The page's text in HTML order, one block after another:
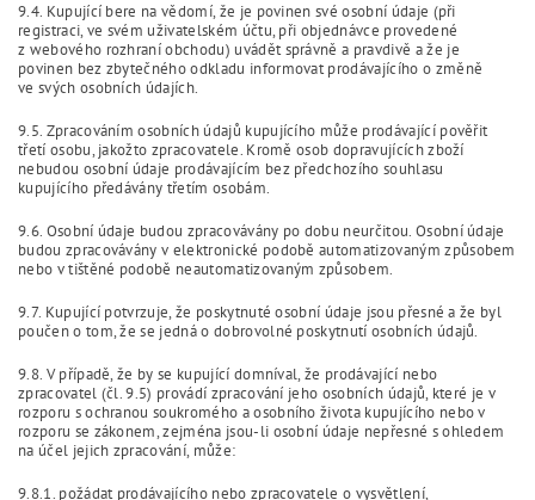
9.4. Kupující bere na vědomí, že je povinen své osobní údaje (při
registraci, ve svém uživatelském účtu, při objednávce provedené
z webového rozhraní obchodu) uvádět správně a pravdivě a že je
povinen bez zbytečného odkladu informovat prodávajícího o změně
ve svých osobních údajích.
9.5. Zpracováním osobních údajů kupujícího může prodávající pověřit
třetí osobu, jakožto zpracovatele. Kromě osob dopravujících zboží
nebudou osobní údaje prodávajícím bez předchozího souhlasu
kupujícího předávány třetím osobám.
9.6. Osobní údaje budou zpracovávány po dobu neurčitou. Osobní údaje
budou zpracovávány v elektronické podobě automatizovaným způsobem
nebo v tištěné podobě neautomatizovaným způsobem.
9.7. Kupující potvrzuje, že poskytnuté osobní údaje jsou přesné a že byl
poučen o tom, že se jedná o dobrovolné poskytnutí osobních údajů.
9.8. V případě, že by se kupující domníval, že prodávající nebo
zpracovatel (čl. 9.5) provádí zpracování jeho osobních údajů, které je v
rozporu s ochranou soukromého a osobního života kupujícího nebo v
rozporu se zákonem, zejména jsou-li osobní údaje nepřesné s ohledem
na účel jejich zpracování, může:
9.8.1. požádat prodávajícího nebo zpracovatele o vysvětlení,